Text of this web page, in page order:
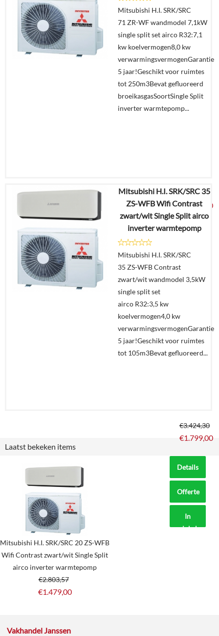
Offerte
aanvragen?
In
winkelmand
Mitsubishi H.I. SRK/SRC
71 ZR-WF wandmodel 7,1kW
single split set airco R32:7,1
kw koelvermogen8,0 kw
verwarmingsvermogenGarantie
5 jaar!Geschikt voor ruimtes
tot 250m3Bevat gefluoreerd
broeikasgasSoortSingle Split
inverter warmtepomp...
€4.651,24
€2.499,00
Details
Offerte
aanvragen?
In
Mitsubishi H.I. SRK/SRC 35
ZS-WFB Wifi Contrast
zwart/wit Single Split airco
inverter warmtepomp
Mitsubishi H.I. SRK/SRC
35 ZS-WFB Contrast
zwart/wit wandmodel 3,5kW
single split set
airco R32:3,5 kw
koelvermogen4,0 kw
verwarmingsvermogenGarantie
5 jaar!Geschikt voor ruimtes
tot 105m3Bevat gefluoreerd...
€3.424,30
€1.799,00
Details
Offerte
aanvragen?
In
winkelmand
Laatst bekeken items
Mitsubishi H.I. SRK/SRC 20 ZS-WFB
Wifi Contrast zwart/wit Single Split
airco inverter warmtepomp
€2.803,57
€1.479,00
Vakhandel Janssen